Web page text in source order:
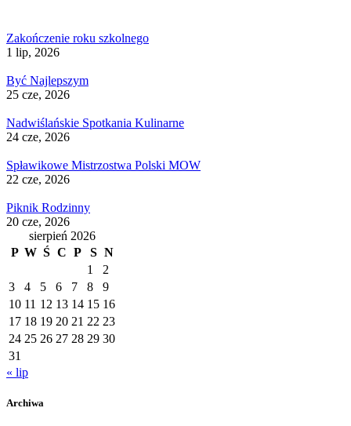
Zakończenie roku szkolnego
1 lip, 2026
Być Najlepszym
25 cze, 2026
Nadwiślańskie Spotkania Kulinarne
24 cze, 2026
Spławikowe Mistrzostwa Polski MOW
22 cze, 2026
Piknik Rodzinny
20 cze, 2026
sierpień 2026
P W Ś C P S N
1
2
3
4 5 6 7 8
9
10 11 12 13 14 15 16
17 18 19 20 21 22 23
24 25 26 27 28 29 30
31
« lip
Archiwa